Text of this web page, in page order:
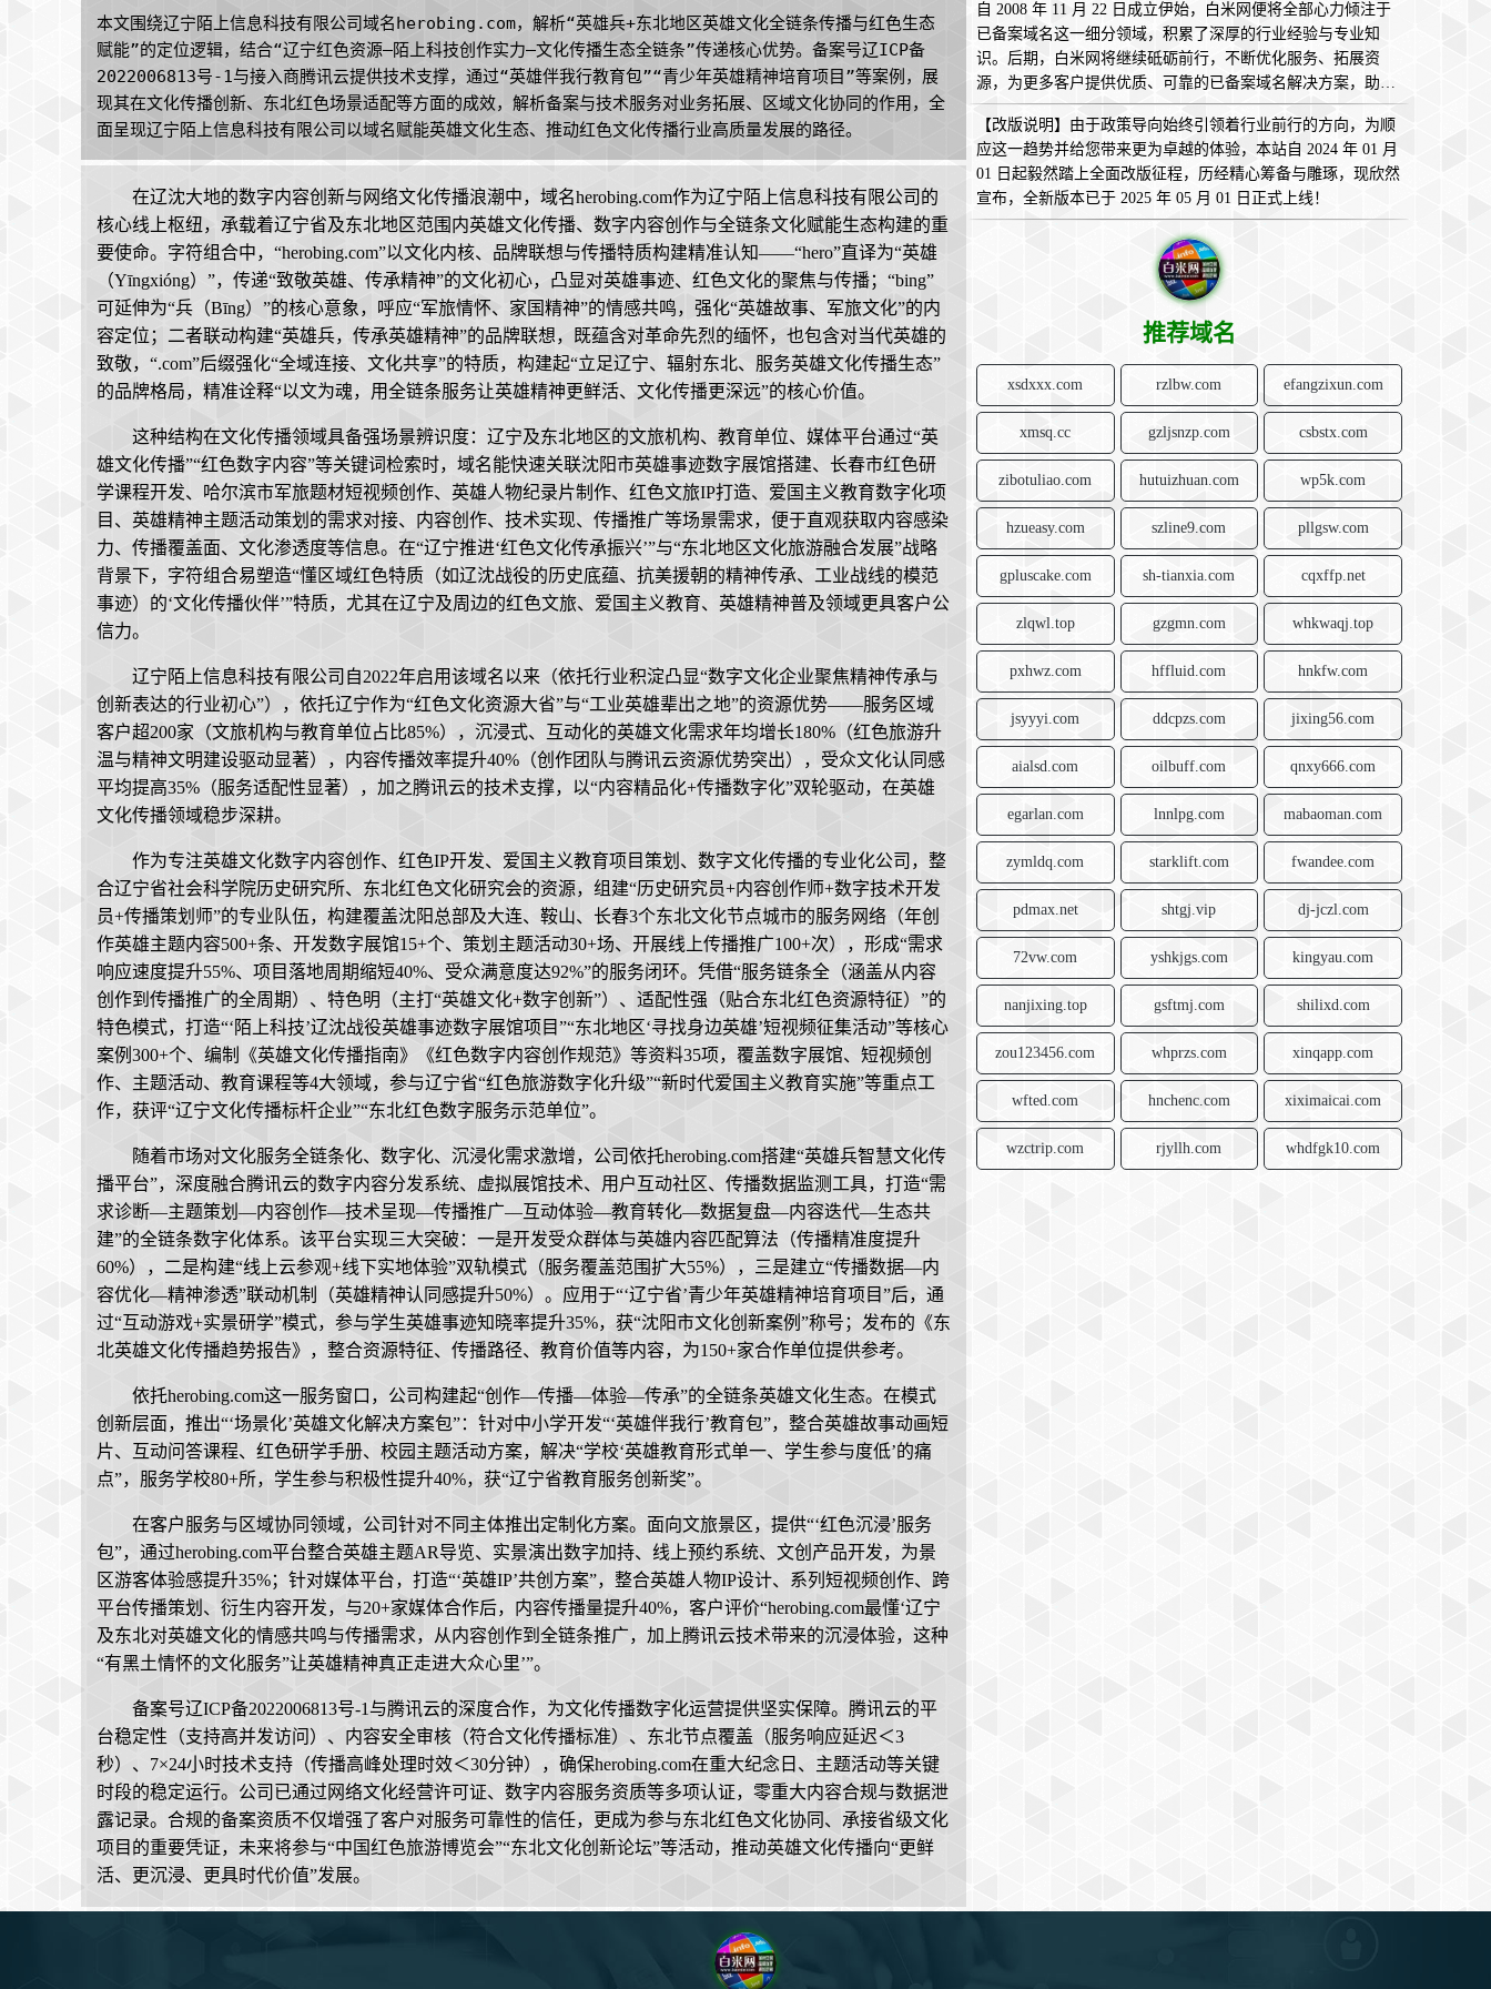
本文围绕辽宁陌上信息科技有限公司域名herobing.com，解析“英雄兵+东北地区英雄文化全链条传播与红色生态
赋能”的定位逻辑，结合“辽宁红色资源—陌上科技创作实力—文化传播生态全链条”传递核心优势。备案号辽ICP备
2022006813号-1与接入商腾讯云提供技术支撑，通过“英雄伴我行教育包”“青少年英雄精神培育项目”等案例，展
现其在文化传播创新、东北红色场景适配等方面的成效，解析备案与技术服务对业务拓展、区域文化协同的作用，全
面呈现辽宁陌上信息科技有限公司以域名赋能英雄文化生态、推动红色文化传播行业高质量发展的路径。
在辽沈大地的数字内容创新与网络文化传播浪潮中，域名herobing.com作为辽宁陌上信息科技有限公司的
核心线上枢纽，承载着辽宁省及东北地区范围内英雄文化传播、数字内容创作与全链条文化赋能生态构建的重
要使命。字符组合中，“herobing.com”以文化内核、品牌联想与传播特质构建精准认知——“hero”直译为“英雄
（Yīngxióng）”，传递“致敬英雄、传承精神”的文化初心，凸显对英雄事迹、红色文化的聚焦与传播；“bing”
可延伸为“兵（Bīng）”的核心意象，呼应“军旅情怀、家国精神”的情感共鸣，强化“英雄故事、军旅文化”的内
容定位；二者联动构建“英雄兵，传承英雄精神”的品牌联想，既蕴含对革命先烈的缅怀，也包含对当代英雄的
致敬，“.com”后缀强化“全域连接、文化共享”的特质，构建起“立足辽宁、辐射东北、服务英雄文化传播生态”
的品牌格局，精准诠释“以文为魂，用全链条服务让英雄精神更鲜活、文化传播更深远”的核心价值。
这种结构在文化传播领域具备强场景辨识度：辽宁及东北地区的文旅机构、教育单位、媒体平台通过“英
雄文化传播”“红色数字内容”等关键词检索时，域名能快速关联沈阳市英雄事迹数字展馆搭建、长春市红色研
学课程开发、哈尔滨市军旅题材短视频创作、英雄人物纪录片制作、红色文旅IP打造、爱国主义教育数字化项
目、英雄精神主题活动策划的需求对接、内容创作、技术实现、传播推广等场景需求，便于直观获取内容感染
力、传播覆盖面、文化渗透度等信息。在“辽宁推进‘红色文化传承振兴’”与“东北地区文化旅游融合发展”战略
背景下，字符组合易塑造“懂区域红色特质（如辽沈战役的历史底蕴、抗美援朝的精神传承、工业战线的模范
事迹）的‘文化传播伙伴’”特质，尤其在辽宁及周边的红色文旅、爱国主义教育、英雄精神普及领域更具客户公
信力。
辽宁陌上信息科技有限公司自2022年启用该域名以来（依托行业积淀凸显“数字文化企业聚焦精神传承与
创新表达的行业初心”），依托辽宁作为“红色文化资源大省”与“工业英雄辈出之地”的资源优势——服务区域
客户超200家（文旅机构与教育单位占比85%），沉浸式、互动化的英雄文化需求年均增长180%（红色旅游升
温与精神文明建设驱动显著），内容传播效率提升40%（创作团队与腾讯云资源优势突出），受众文化认同感
平均提高35%（服务适配性显著），加之腾讯云的技术支撑，以“内容精品化+传播数字化”双轮驱动，在英雄
文化传播领域稳步深耕。
作为专注英雄文化数字内容创作、红色IP开发、爱国主义教育项目策划、数字文化传播的专业化公司，整
合辽宁省社会科学院历史研究所、东北红色文化研究会的资源，组建“历史研究员+内容创作师+数字技术开发
员+传播策划师”的专业队伍，构建覆盖沈阳总部及大连、鞍山、长春3个东北文化节点城市的服务网络（年创
作英雄主题内容500+条、开发数字展馆15+个、策划主题活动30+场、开展线上传播推广100+次），形成“需求
响应速度提升55%、项目落地周期缩短40%、受众满意度达92%”的服务闭环。凭借“服务链条全（涵盖从内容
创作到传播推广的全周期）、特色明（主打“英雄文化+数字创新”）、适配性强（贴合东北红色资源特征）”的
特色模式，打造“‘陌上科技’辽沈战役英雄事迹数字展馆项目”“东北地区‘寻找身边英雄’短视频征集活动”等核心
案例300+个、编制《英雄文化传播指南》《红色数字内容创作规范》等资料35项，覆盖数字展馆、短视频创
作、主题活动、教育课程等4大领域，参与辽宁省“红色旅游数字化升级”“新时代爱国主义教育实施”等重点工
作，获评“辽宁文化传播标杆企业”“东北红色数字服务示范单位”。
随着市场对文化服务全链条化、数字化、沉浸化需求激增，公司依托herobing.com搭建“英雄兵智慧文化传
播平台”，深度融合腾讯云的数字内容分发系统、虚拟展馆技术、用户互动社区、传播数据监测工具，打造“需
求诊断—主题策划—内容创作—技术呈现—传播推广—互动体验—教育转化—数据复盘—内容迭代—生态共
建”的全链条数字化体系。该平台实现三大突破：一是开发受众群体与英雄内容匹配算法（传播精准度提升
60%），二是构建“线上云参观+线下实地体验”双轨模式（服务覆盖范围扩大55%），三是建立“传播数据—内
容优化—精神渗透”联动机制（英雄精神认同感提升50%）。应用于“‘辽宁省’青少年英雄精神培育项目”后，通
过“互动游戏+实景研学”模式，参与学生英雄事迹知晓率提升35%，获“沈阳市文化创新案例”称号；发布的《东
北英雄文化传播趋势报告》，整合资源特征、传播路径、教育价值等内容，为150+家合作单位提供参考。
依托herobing.com这一服务窗口，公司构建起“创作—传播—体验—传承”的全链条英雄文化生态。在模式
创新层面，推出“‘场景化’英雄文化解决方案包”：针对中小学开发“‘英雄伴我行’教育包”，整合英雄故事动画短
片、互动问答课程、红色研学手册、校园主题活动方案，解决“学校‘英雄教育形式单一、学生参与度低’的痛
点”，服务学校80+所，学生参与积极性提升40%，获“辽宁省教育服务创新奖”。
在客户服务与区域协同领域，公司针对不同主体推出定制化方案。面向文旅景区，提供“‘红色沉浸’服务
包”，通过herobing.com平台整合英雄主题AR导览、实景演出数字加持、线上预约系统、文创产品开发，为景
区游客体验感提升35%；针对媒体平台，打造“‘英雄IP’共创方案”，整合英雄人物IP设计、系列短视频创作、跨
平台传播策划、衍生内容开发，与20+家媒体合作后，内容传播量提升40%，客户评价“herobing.com最懂‘辽宁
及东北对英雄文化的情感共鸣与传播需求，从内容创作到全链条推广，加上腾讯云技术带来的沉浸体验，这种
“有黑土情怀的文化服务”让英雄精神真正走进大众心里’”。
备案号辽ICP备2022006813号-1与腾讯云的深度合作，为文化传播数字化运营提供坚实保障。腾讯云的平
台稳定性（支持高并发访问）、内容安全审核（符合文化传播标准）、东北节点覆盖（服务响应延迟＜3
秒）、7×24小时技术支持（传播高峰处理时效＜30分钟），确保herobing.com在重大纪念日、主题活动等关键
时段的稳定运行。公司已通过网络文化经营许可证、数字内容服务资质等多项认证，零重大内容合规与数据泄
露记录。合规的备案资质不仅增强了客户对服务可靠性的信任，更成为参与东北红色文化协同、承接省级文化
项目的重要凭证，未来将参与“中国红色旅游博览会”“东北文化创新论坛”等活动，推动英雄文化传播向“更鲜
活、更沉浸、更具时代价值”发展。
自 2008 年 11 月 22 日成立伊始，白米网便将全部心力倾注于
已备案域名这一细分领域，积累了深厚的行业经验与专业知
识。后期，白米网将继续砥砺前行，不断优化服务、拓展资
源，为更多客户提供优质、可靠的已备案域名解决方案，助您
在互联网的广袤天地中畅意翱翔，实现无限可能！
【改版说明】由于政策导向始终引领着行业前行的方向，为顺
应这一趋势并给您带来更为卓越的体验，本站自 2024 年 01 月
01 日起毅然踏上全面改版征程，历经精心筹备与雕琢，现欣然
宣布，全新版本已于 2025 年 05 月 01 日正式上线！
推荐域名
xsdxxx.com rzlbw.com efangzixun.com
xmsq.cc gzljsnzp.com csbstx.com
zibotuliao.com hutuizhuan.com wp5k.com
hzueasy.com szline9.com pllgsw.com
gpluscake.com sh-tianxia.com cqxffp.net
zlqwl.top gzgmn.com whkwaqj.top
pxhwz.com hffluid.com hnkfw.com
jsyyyi.com ddcpzs.com jixing56.com
aialsd.com oilbuff.com qnxy666.com
egarlan.com lnnlpg.com mabaoman.com
zymldq.com starklift.com fwandee.com
pdmax.net shtgj.vip dj-jczl.com
72vw.com yshkjgs.com kingyau.com
nanjixing.top gsftmj.com shilixd.com
zou123456.com whprzs.com xinqapp.com
wfted.com hnchenc.com xiximaicai.com
wzctrip.com rjyllh.com whdfgk10.com